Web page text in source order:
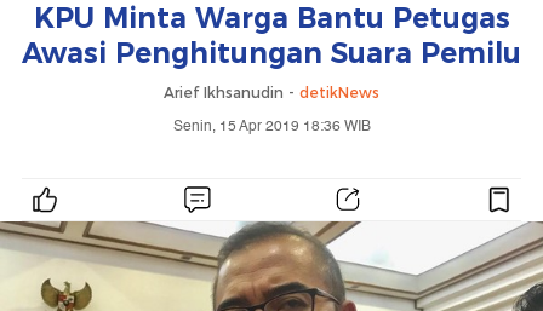
KPU Minta Warga Bantu Petugas
Awasi Penghitungan Suara Pemilu
Arief Ikhsanudin - detikNews
Senin, 15 Apr 2019 18:36 WIB